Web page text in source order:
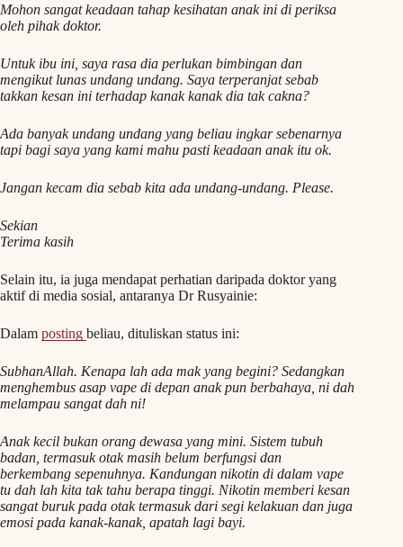
Mohon sangat keadaan tahap kesihatan anak ini di periksa
oleh pihak doktor.
Untuk ibu ini, saya rasa dia perlukan bimbingan dan
mengikut lunas undang undang. Saya terperanjat sebab
takkan kesan ini terhadap kanak kanak dia tak cakna?
Ada banyak undang undang yang beliau ingkar sebenarnya
tapi bagi saya yang kami mahu pasti keadaan anak itu ok.
Jangan kecam dia sebab kita ada undang-undang. Please.
Sekian
Terima kasih
Selain itu, ia juga mendapat perhatian daripada doktor yang
aktif di media sosial, antaranya Dr Rusyainie:
Dalam posting beliau, dituliskan status ini:
SubhanAllah. Kenapa lah ada mak yang begini? Sedangkan
menghembus asap vape di depan anak pun berbahaya, ni dah
melampau sangat dah ni!
Anak kecil bukan orang dewasa yang mini. Sistem tubuh
badan, termasuk otak masih belum berfungsi dan
berkembang sepenuhnya. Kandungan nikotin di dalam vape
tu dah lah kita tak tahu berapa tinggi. Nikotin memberi kesan
sangat buruk pada otak termasuk dari segi kelakuan dan juga
emosi pada kanak-kanak, apatah lagi bayi.